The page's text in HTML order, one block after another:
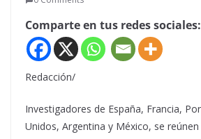
Comparte en tus redes sociales:
Redacción/
Investigadores de España, Francia,
Unidos, Argentina y México, se